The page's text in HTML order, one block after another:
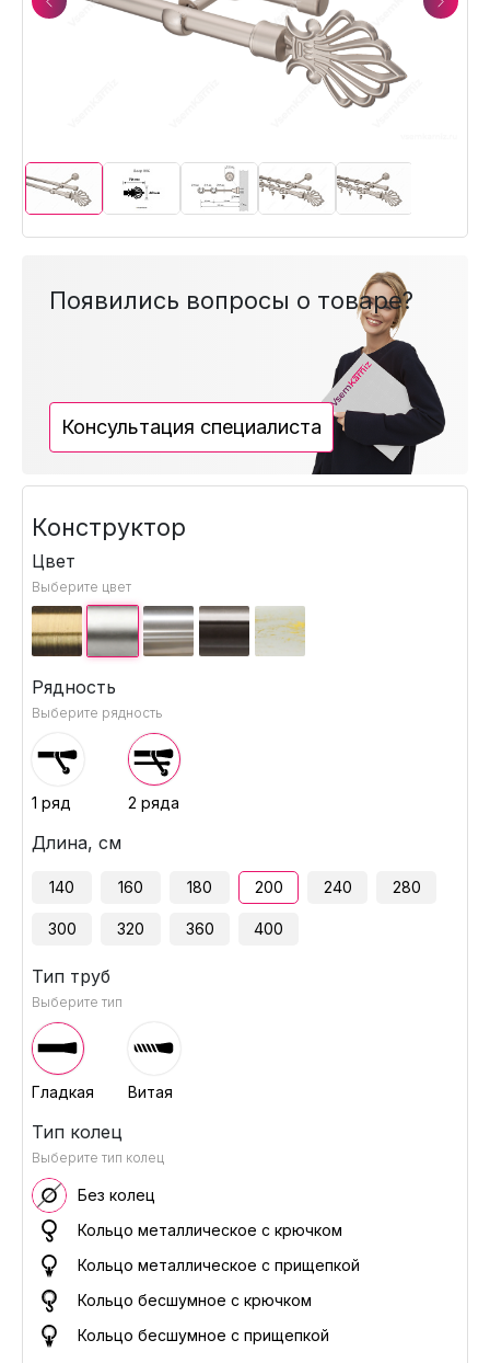
Previous Next
Появились вопросы о товаре?
Консультация специалиста
Конструктор
Цвет
Выберите цвет
Рядность
Выберите рядность
1 ряд 2 ряда
Длина, см
140 160 180 200 240 280
300 320 360 400
Тип труб
Выберите тип
Гладкая Витая
Тип колец
Выберите тип колец
Без колец
Кольцо металлическое с крючком
Кольцо металлическое с прищепкой
Кольцо бесшумное с крючком
Кольцо бесшумное с прищепкой